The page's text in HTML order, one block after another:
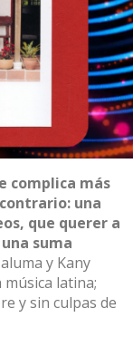
complica más
una
que querer a
suma
y Kany
latina;
y sin culpas de